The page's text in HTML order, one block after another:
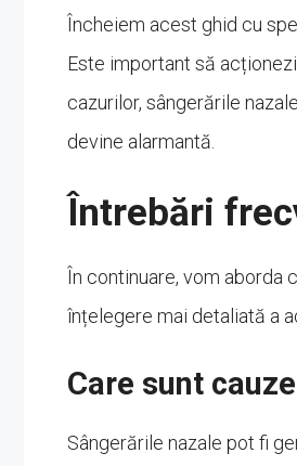
Încheiem acest ghid cu
Este important să
cazurilor, sângerările
devine alarmantă.
Întrebări
În continuare, vom aborda
înțelegere mai detaliată a
Care sunt
Sângerările nazale pot fi